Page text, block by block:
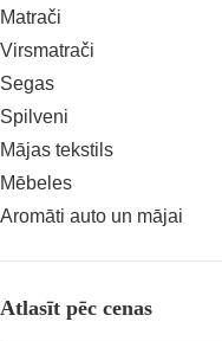
Matrači
Virsmatrači
Segas
Spilveni
Mājas tekstils
Mēbeles
Aromāti auto un mājai
Atlasīt pēc cenas